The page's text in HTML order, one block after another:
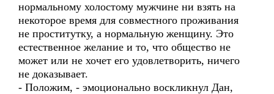
нормальному холостому мужчине ни взять на
некоторое время для совместного проживания
не проститутку, а нормальную женщину. Это
естественное желание и то, что общество не
может или не хочет его удовлетворить, ничего
не доказывает.
- Положим, - эмоционально воскликнул Дан,